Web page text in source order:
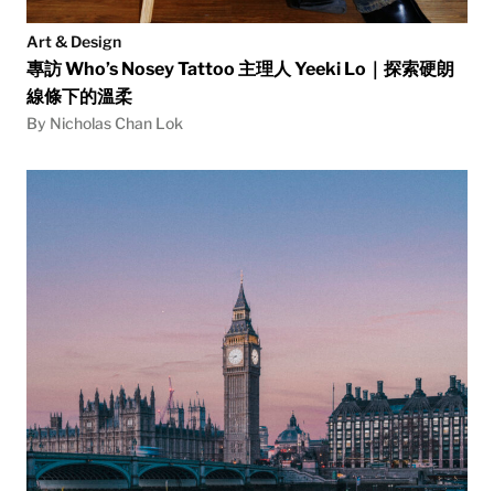
Art & Design
專訪 Who’s Nosey Tattoo 主理人 Yeeki Lo｜探索硬朗
線條下的溫柔
By Nicholas Chan Lok